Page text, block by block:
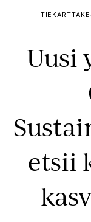
TIEKARTTA
Uusi
etsii